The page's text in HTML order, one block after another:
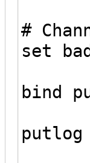
#
set
bind
putlog